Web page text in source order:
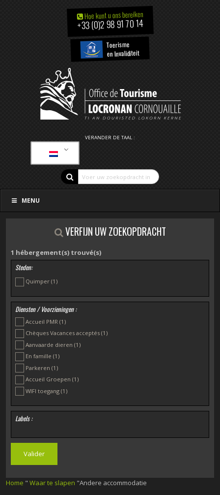
Hoe kunt u ons bereiken
+33 (0)2 98 91 70 14
Toerisme
en Invaliditeit
VERANDER DE TAAL :
MENU
VERFIJN UW ZOEKOPDRACHT
1 hébergement(s) trouvé(s)
Steden:
Quimper(1)
Diensten / Voorzieningen :
Accueil PMR(1)
Chèques Vacances acceptés(1)
Aanvaarde dieren(1)
En famille(1)
Parkeren(1)
Accueil Groepen(1)
WIFI toegang(1)
Labels :
Home "Waar te slapen "Andere accommodatie